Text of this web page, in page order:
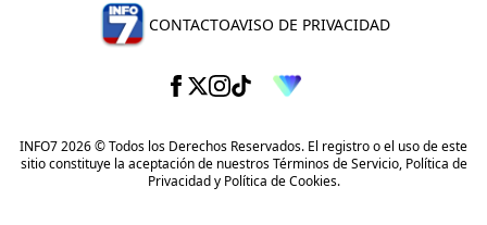
CONTACTOAVISO DE PRIVACIDAD
INFO7 2026 © Todos los Derechos Reservados. El registro o el uso de este
sitio constituye la aceptación de nuestrosTérminos de Servicio, Política de
Privacidady Política de Cookies.